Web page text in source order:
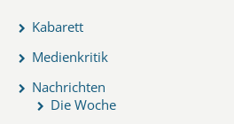
Kabarett
Medienkritik
Nachrichten
Die Woche